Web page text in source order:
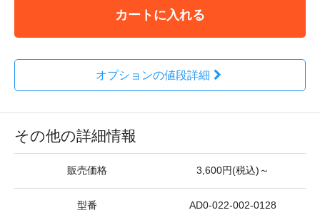
カートに入れる
オプションの値段詳細
その他の詳細情報
販売価格 3,600円(税込)～
型番 AD0-022-002-0128